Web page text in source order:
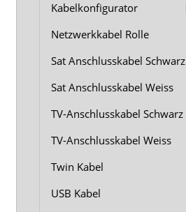
Kabelkonfigurator
Netzwerkkabel Rolle
Sat Anschlusskabel Schwarz
Sat Anschlusskabel Weiss
TV-Anschlusskabel Schwarz
TV-Anschlusskabel Weiss
Twin Kabel
USB Kabel